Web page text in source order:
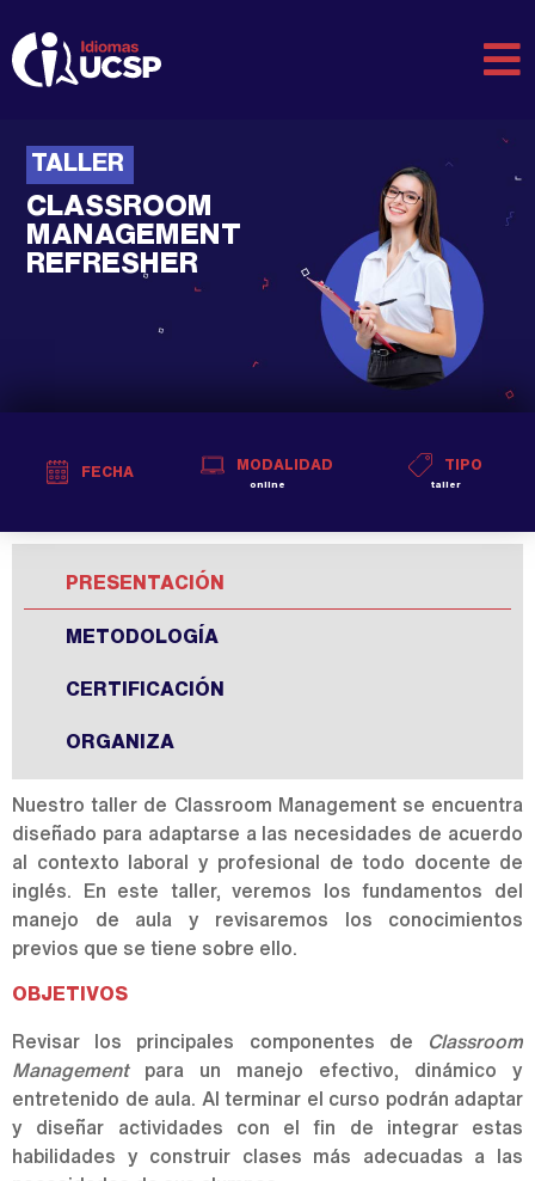
TALLER
CLASSROOM
MANAGEMENT
REFRESHER
FECHA MODALIDAD
online
TIPO
taller
PRESENTACIÓN
METODOLOGÍA
CERTIFICACIÓN
ORGANIZA
Nuestro taller de Classroom Management se encuentra
diseñado para adaptarse a las necesidades de acuerdo
al contexto laboral y profesional de todo docente de
inglés. En este taller, veremos los fundamentos del
manejo de aula y revisaremos los conocimientos
previos que se tiene sobre ello.
OBJETIVOS
Revisar los principales componentes de
Classroom
Managementpara un manejo efectivo, dinámico y
entretenido de aula. Al terminar el curso podrán adaptar
y diseñar actividades con el fin de integrar estas
habilidades y construir clases más adecuadas a las